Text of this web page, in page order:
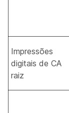
Impressões
digitais de CA
raiz